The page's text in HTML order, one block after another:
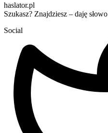
haslator.pl
Szukasz? Znajdziesz – daję słowo
Social